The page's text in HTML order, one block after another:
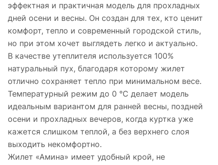
эффектная и практичная модель для прохладных
дней осени и весны. Он создан для тех, кто ценит
комфорт, тепло и современный городской стиль,
но при этом хочет выглядеть легко и актуально.
В качестве утеплителя используется 100%
натуральный пух, благодаря которому жилет
отлично сохраняет тепло при минимальном весе.
Температурный режим до 0 °C делает модель
идеальным вариантом для ранней весны, поздней
осени и прохладных вечеров, когда куртка уже
кажется слишком теплой, а без верхнего слоя
выходить некомфортно.
Жилет «Амина» имеет удобный крой, не